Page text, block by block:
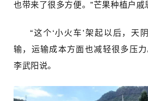
也带来了很多方便。”芒果种植户戚
“这个‘小火车’架起以后，天
输，运输成本方面也减轻很多压力
李武阳说。